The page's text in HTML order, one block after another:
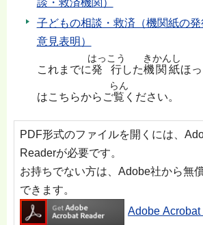
子どもの相談・救済（機関紙の発
意見表明）
これまでに発行
はっこう
した機関紙
きかんし
ほ
はこちらからご覧
らん
ください。
PDF形式のファイルを開くには、
Readerが必要です。
お持ちでない方は、Adobe社から無
できます。
Adobe